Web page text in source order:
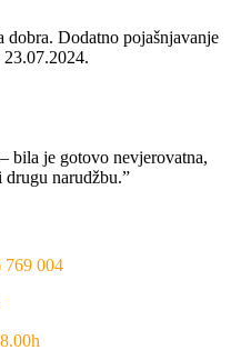
dobra. Dodatno pojašnjavanje
bila je gotovo nevjerovatna,
narudžbu.”
769 004